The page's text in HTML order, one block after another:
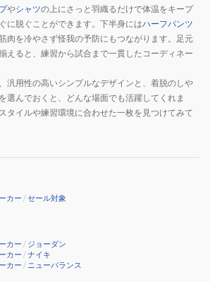
やシャツの上にさっと羽織るだけで体温をキープ
に脱ぐことができます。下半身にはハーフパンツ
肉を冷やさず怪我の予防にもつながります。足元
えると、練習から試合まで一貫したコーディネー
汎用性の高いシンプルなデザインと、着脱のしや
選んでおくと、どんな場面でも活躍してくれま
タイルや練習環境に合わせた一枚を見つけてみて
カー /セール対象
カー / ジョーダン
カー /ナイキ
カー / ニューバランス